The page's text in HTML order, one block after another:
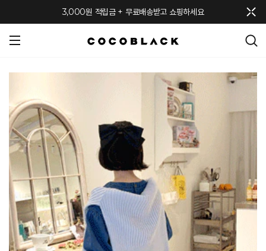
3,000원 적립금 + 무료배송받고 쇼핑하세요